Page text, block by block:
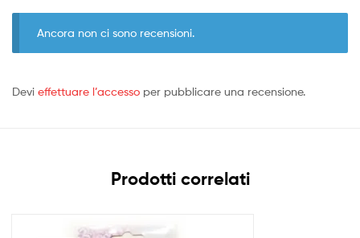
Ancora non ci sono recensioni.
Devi effettuare l’accesso per pubblicare una recensione.
Prodotti correlati